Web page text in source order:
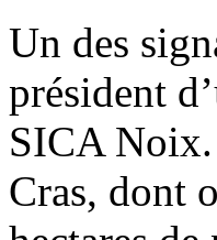
Un des
président
SICA Noix.
Cras, dont